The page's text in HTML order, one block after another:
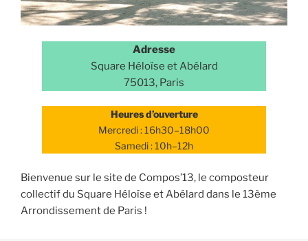
Adresse
Square Héloïse et Abélard
75013, Paris
Heures d’ouverture
Mercredi : 16h30–18h00
Samedi : 10h–12h
Bienvenue sur le site de Compos’13, le composteur
collectif du Square Héloïse et Abélard dans le 13ème
Arrondissement de Paris !